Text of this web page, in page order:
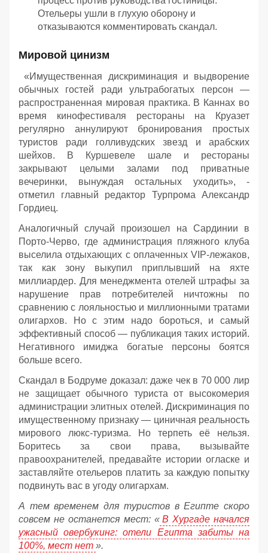
Отельеры ушли в глухую оборону и
отказываются комментировать скандал.
Мировой цинизм
«Имущественная дискриминация и выдворение
обычных гостей ради ультрабогатых персон —
распространенная мировая практика. В Каннах во
время кинофестиваля рестораны на Круазет
регулярно аннулируют бронирования простых
туристов ради голливудских звезд и арабских
шейхов. В Куршевеле шале и рестораны
закрывают целыми залами под приватные
вечеринки, вынуждая остальных уходить», -
отметил главный редактор Турпрома Александр
Гордиец.
Аналогичный случай произошел на Сардинии в
Порто-Черво, где администрация пляжного клуба
выселила отдыхающих с оплаченных VIP-лежаков,
так как зону выкупил приплывший на яхте
миллиардер. Для менеджмента отелей штрафы за
нарушение прав потребителей ничтожны по
сравнению с лояльностью и миллионными тратами
олигархов. Но с этим надо бороться, и самый
эффективный способ — публикация таких историй.
Негативного имиджа богатые персоны боятся
больше всего.
Скандал в Бодруме доказал: даже чек в 70 000 лир
не защищает обычного туриста от высокомерия
администрации элитных отелей. Дискриминация по
имущественному признаку — циничная реальность
мирового люкс-туризма. Но терпеть её нельзя.
Боритесь за свои права, вызывайте
правоохранителей, предавайте истории огласке и
заставляйте отельеров платить за каждую попытку
подвинуть вас в угоду олигархам.
А тем временем для туристов в Египте скоро
совсем не останется мест: « В Хургаде начался
ужасный овербукинг: отели Египта забиты на
100%, мест нет ».